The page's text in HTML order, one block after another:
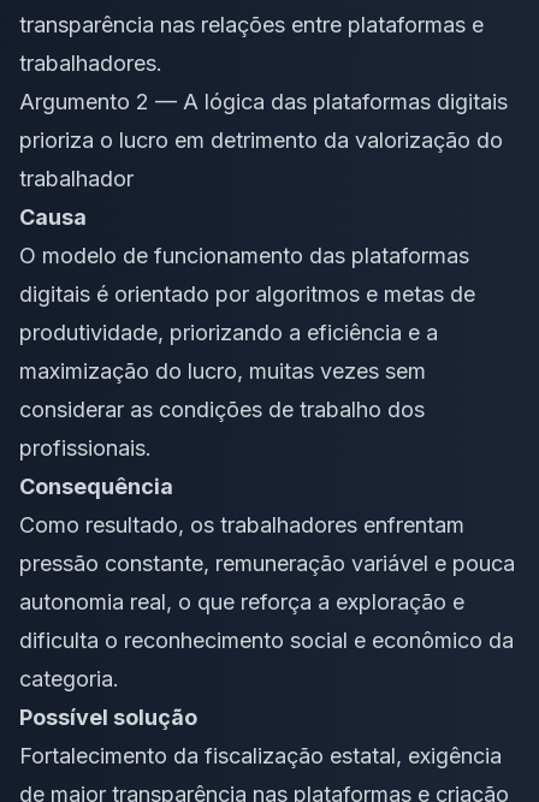
transparência nas relações entre plataformas e
trabalhadores.
Argumento 2 — A lógica das plataformas digitais
prioriza o lucro em detrimento da valorização do
trabalhador
Causa
O modelo de funcionamento das plataformas
digitais é orientado por algoritmos e metas de
produtividade, priorizando a eficiência e a
maximização do lucro, muitas vezes sem
considerar as condições de trabalho dos
profissionais.
Consequência
Como resultado, os trabalhadores enfrentam
pressão constante, remuneração variável e pouca
autonomia real, o que reforça a exploração e
dificulta o reconhecimento social e econômico da
categoria.
Possível solução
Fortalecimento da fiscalização estatal, exigência
de maior transparência nas plataformas e criação